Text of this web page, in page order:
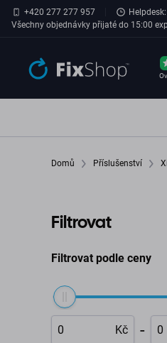
Přeskočit na hlavní obsah
+420 277 277 957
Všechny objednávky přijaté do 15:00
Domů Příslušenství
Filtrovat
Filtrovat podle ceny
Kč -